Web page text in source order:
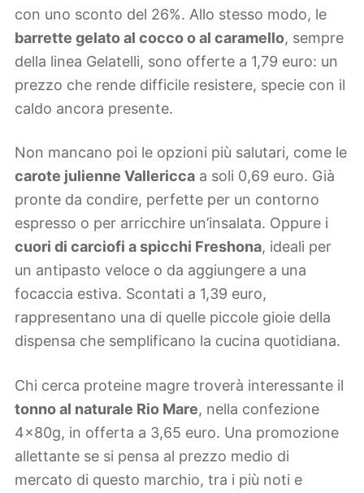
con uno sconto del 26%. Allo stesso modo, le
barrette gelato al cocco o al caramello, sempre
della linea Gelatelli, sono offerte a 1,79 euro: un
prezzo che rende difficile resistere, specie con il
caldo ancora presente.
Non mancano poi le opzioni più salutari, come le
carote julienne Vallericca a soli 0,69 euro. Già
pronte da condire, perfette per un contorno
espresso o per arricchire un’insalata. Oppure i
cuori di carciofi a spicchi Freshona, ideali per
un antipasto veloce o da aggiungere a una
focaccia estiva. Scontati a 1,39 euro,
rappresentano una di quelle piccole gioie della
dispensa che semplificano la cucina quotidiana.
Chi cerca proteine magre troverà interessante il
tonno al naturale Rio Mare, nella confezione
4x80g, in offerta a 3,65 euro. Una promozione
allettante se si pensa al prezzo medio di
mercato di questo marchio, tra i più noti e